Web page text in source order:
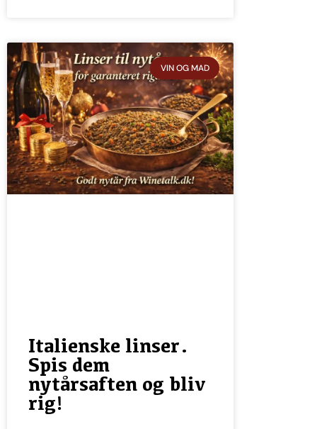
VIN OG MAD
Italienske linser.
Spis dem
nytårsaften og bliv
rig!